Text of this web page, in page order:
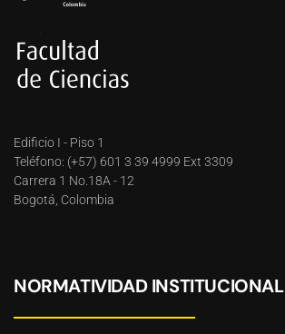
Edificio I - Piso 1
Teléfono: (+57) 601 3 39 4999 Ext 3309
Carrera 1 No.18A - 12
Bogotá, Colombia
NORMATIVIDAD INSTITUCIONAL